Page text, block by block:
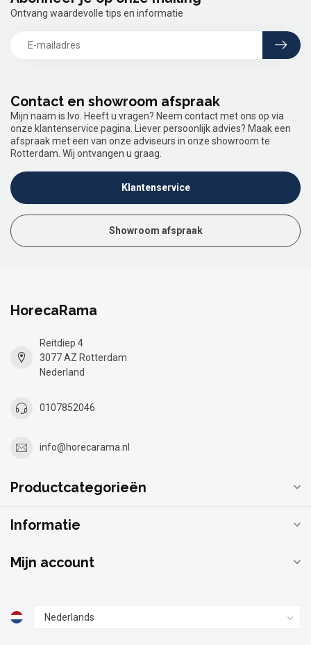
Contact en showroom afspraak
Mijn naam is Ivo. Heeft u vragen? Neem contact met ons op via
onze klantenservice pagina. Liever persoonlijk advies? Maak een
afspraak met een van onze adviseurs in onze showroom te
Rotterdam. Wij ontvangen u graag.
Klantenservice
Showroom afspraak
Ontvang waardevolle tips en informatie
HorecaRama
Reitdiep 4
3077 AZ Rotterdam
Nederland
0107852046
info@horecarama.nl
Productcategorieën
Informatie
Mijn account